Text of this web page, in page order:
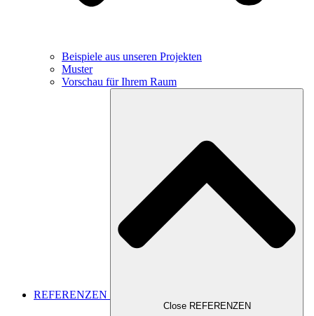
Beispiele aus unseren Projekten
Muster
Vorschau für Ihrem Raum
REFERENZEN
Close REFERENZEN